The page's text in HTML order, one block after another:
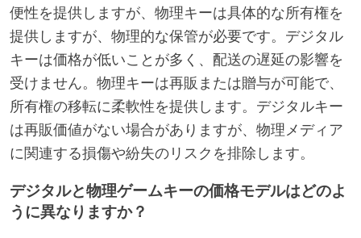
便性を提供しますが、物理キーは具体的な所有権を
提供しますが、物理的な保管が必要です。デジタル
キーは価格が低いことが多く、配送の遅延の影響を
受けません。物理キーは再販または贈与が可能で、
所有権の移転に柔軟性を提供します。デジタルキー
は再販価値がない場合がありますが、物理メディア
に関連する損傷や紛失のリスクを排除します。
デジタルと物理ゲームキーの価格モデルはどのよ
うに異なりますか？